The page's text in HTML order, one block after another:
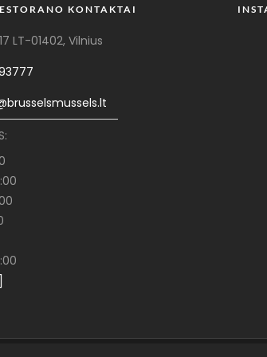
KONTAKTAI
LT-01402, Vilnius